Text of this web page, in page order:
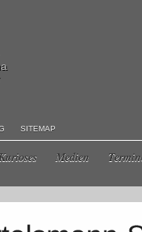
SITEMAP
Medien